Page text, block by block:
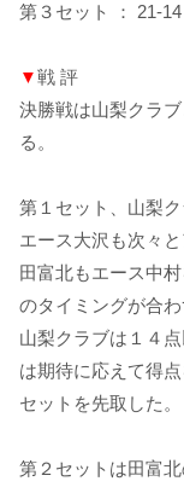
第３セット ： 21-14
▼戦 評
決勝戦は山梨クラ
る。
第１セット、山梨
エース大沢も次々
田富北もエース中
のタイミングが合
山梨クラブは１４
は期待に応えて得
セットを先取した。
第２セットは田富